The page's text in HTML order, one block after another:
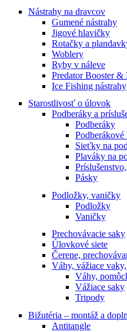
Nástrahy na dravcov
Gumené nástrahy
Jigové hlavičky
Rotačky a
Woblery
Ryby v náleve
Predator Booster &
Ice Fishing nástrahy
Starostlivosť o úlovok
Podberáky a
Podberáky
Podberákové
Sieťky na
Plaváky na
Pásky
Podložky, vaničky
Podložky
Vaničky
Prechovávacie saky
Úlovkové siete
Čerene,
Váhy, vážiace
Váhy,
Vážiace saky
Tripody
Bižutéria – montáž a
Antitangle